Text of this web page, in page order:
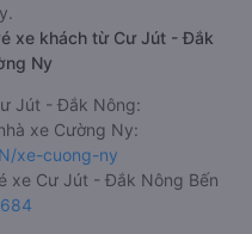
xe khách từ Cư Jút - Đắk
Ny
Jút - Đắk Nông:
xe Cường Ny:
xe-cuong-ny
xe Cư Jút - Đắk Nông Bến